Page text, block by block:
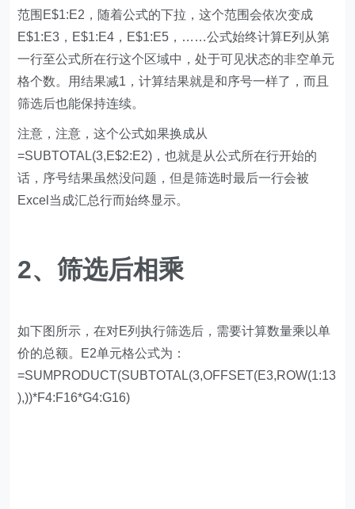
范围E$1:E2，随着公式的下拉，这个范围会依次变成
E$1:E3，E$1:E4，E$1:E5，……公式始终计算E列从第
一行至公式所在行这个区域中，处于可见状态的非空单元
格个数。用结果减1，计算结果就是和序号一样了，而且
筛选后也能保持连续。
注意，注意，这个公式如果换成从
=SUBTOTAL(3,E$2:E2)，也就是从公式所在行开始的
话，序号结果虽然没问题，但是筛选时最后一行会被
Excel当成汇总行而始终显示。
2、筛选后相乘
如下图所示，在对E列执行筛选后，需要计算数量乘以单
价的总额。E2单元格公式为：
=SUMPRODUCT(SUBTOTAL(3,OFFSET(E3,ROW(1:13
),))*F4:F16*G4:G16)